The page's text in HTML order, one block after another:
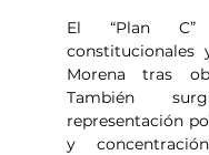
El “Plan C”
constitucionales
Morena tras
También
representación
y